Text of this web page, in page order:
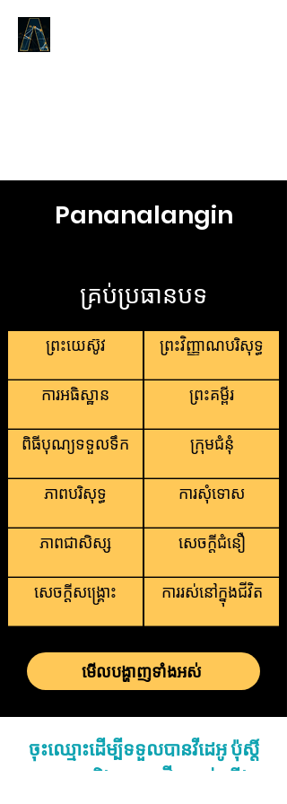
Pananalangin
គ្រប់ប្រធានបទ
ព្រះយេស៊ូវ
ការអធិស្ឋាន
ពិធីបុណ្យទទួលទឹក
ភាពបរិសុទ្ធ
ភាពជាសិស្ស
សេចក្តីសង្រ្គោះ
ព្រះវិញ្ញាណបរិសុទ្ធ
ព្រះគម្ពីរ
ក្រុមជំនុំ
ការសុំទោស
សេចក្តីជំនឿ
ការរស់នៅក្នុងជីវិត
មើលបង្ហាញទាំងអស់
ចុះឈ្មោះដើម្បីទទួលបានវីដេអូ ប៉ុស្តិ៍
បោះពុម្ព និងអត្ថបទថ្មីៗរបស់យើង